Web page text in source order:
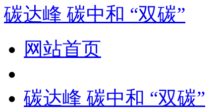
碳达峰 碳中和 “双碳”
网站首页
碳达峰 碳中和 “双碳”